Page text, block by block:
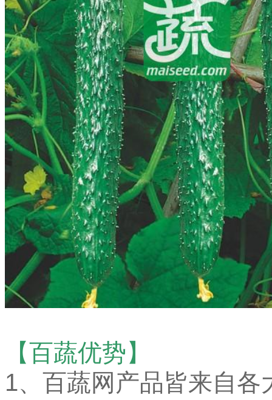
【百蔬优势】
1、百蔬网产品皆来自